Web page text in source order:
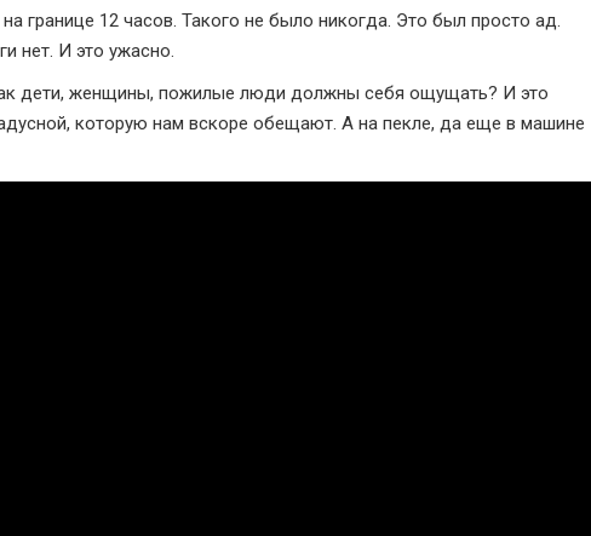
границе 12 часов. Такого не было никогда. Это был просто ад.
нет. И это ужасно.
дети, женщины, пожилые люди должны себя ощущать? И это
которую нам вскоре обещают. А на пекле, да еще в машине